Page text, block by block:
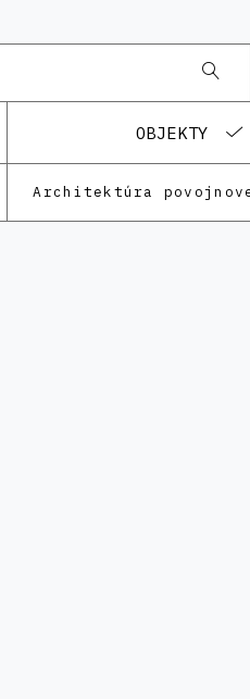
OBJEKTY
Architektúra